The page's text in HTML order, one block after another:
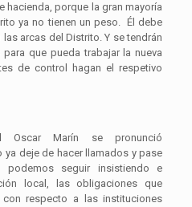
hacienda, porque la gran mayoría
ya no tienen un peso. Él debe
arcas del Distrito. Y se tendrán
que pueda trabajar la nueva
de control hagan el respetivo
Oscar Marín se pronunció
ya deje de hacer llamados y pase
seguir insistiendo e
local, las obligaciones que
con respecto a las instituciones